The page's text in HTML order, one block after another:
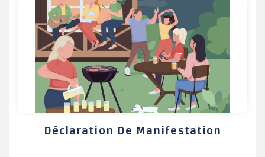
Déclaration De Manifestation